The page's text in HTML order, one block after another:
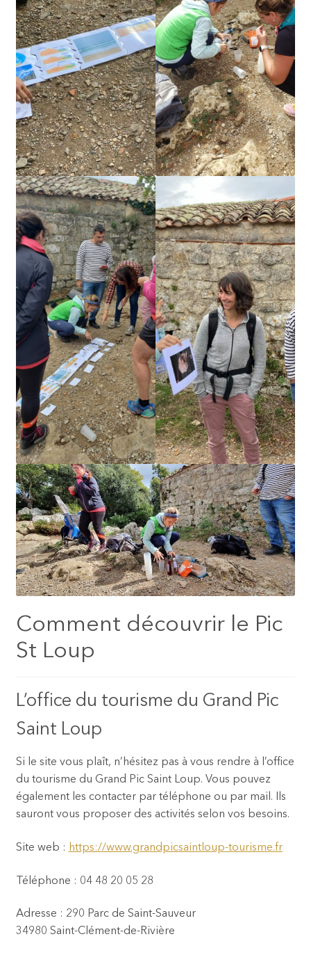
Comment découvrir le Pic
St Loup
L’office du tourisme du Grand Pic
Saint Loup
Si le site vous plaît, n’hésitez pas à vous rendre à l’office
du tourisme du Grand Pic Saint Loup. Vous pouvez
également les contacter par téléphone ou par mail. Ils
sauront vous proposer des activités selon vos besoins.
Site web : https://www.grandpicsaintloup-tourisme.fr
Téléphone : 04 48 20 05 28
Adresse : 290 Parc de Saint-Sauveur
34980 Saint-Clément-de-Rivière